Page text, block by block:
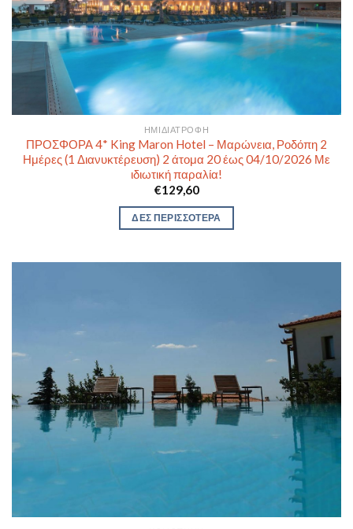
ΗΜΙΔΙΑΤΡΟΦΉ
ΠΡΟΣΦΟΡΑ 4* King Maron Hotel – Μαρώνεια, Ροδόπη 2
Ημέρες (1 Διανυκτέρευση) 2 άτομα 20 έως 04/10/2026 Με
ιδιωτική παραλία!
€129,60
ΔΕΣ ΠΕΡΙΣΣΟΤΕΡΑ